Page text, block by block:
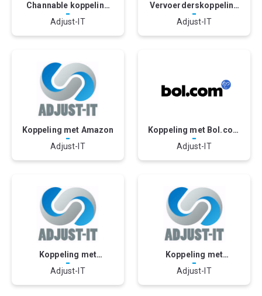
Channable koppeling
met KING
-
Adjust-IT
Vervoerderskoppeling
met KING
-
Adjust-IT
Koppeling met Amazon
-
Adjust-IT
Koppeling met Bol.com
- Adjust-IT
-
Adjust-IT
Koppeling met
MailChimp - Basic
-
Adjust-IT
Koppeling met
MailChimp - Lite
-
Adjust-IT